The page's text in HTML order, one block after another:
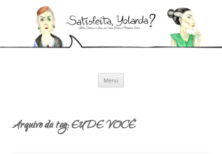
Menu
Arquivo da tag:EU DE VOCÊ